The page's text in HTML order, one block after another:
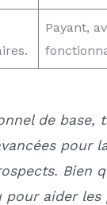
Payant,
de base,
pour
Bien
aider